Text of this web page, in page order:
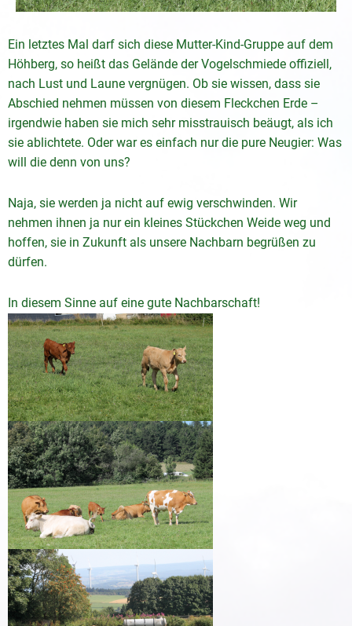
Ein letztes Mal darf sich diese Mutter-Kind-Gruppe auf dem
Höhberg, so heißt das Gelände der Vogelschmiede offiziell,
nach Lust und Laune vergnügen. Ob sie wissen, dass sie
Abschied nehmen müssen von diesem Fleckchen Erde –
irgendwie haben sie mich sehr misstrauisch beäugt, als ich
sie ablichtete. Oder war es einfach nur die pure Neugier: Was
will die denn von uns?
Naja, sie werden ja nicht auf ewig verschwinden. Wir
nehmen ihnen ja nur ein kleines Stückchen Weide weg und
hoffen, sie in Zukunft als unsere Nachbarn begrüßen zu
dürfen.
In diesem Sinne auf eine gute Nachbarschaft!